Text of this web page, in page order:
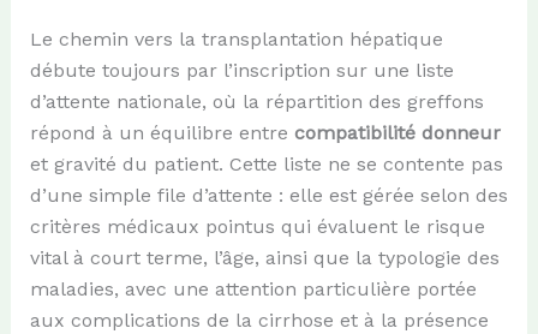
Le chemin vers la transplantation hépatique
débute toujours par l’inscription sur une liste
d’attente nationale, où la répartition des greffons
répond à un équilibre entre compatibilité donneur
et gravité du patient. Cette liste ne se contente pas
d’une simple file d’attente : elle est gérée selon des
critères médicaux pointus qui évaluent le risque
vital à court terme, l’âge, ainsi que la typologie des
maladies, avec une attention particulière portée
aux complications de la cirrhose et à la présence